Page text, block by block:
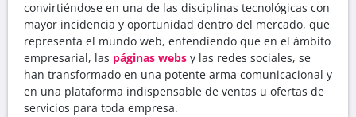
convirtiéndose en una de las disciplinas tecnológicas con
mayor incidencia y oportunidad dentro del mercado, que
representa el mundo web, entendiendo que en el ámbito
empresarial, las páginas webs y las redes sociales, se
han transformado en una potente arma comunicacional y
en una plataforma indispensable de ventas u ofertas de
servicios para toda empresa.